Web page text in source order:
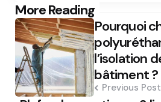
More Reading
Post
navigation Pourquoi
l’isolation
bâtiment ?
Previous Post